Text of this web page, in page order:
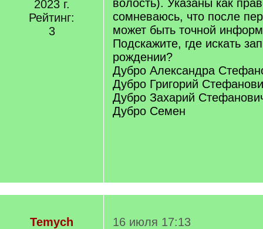
2023 г.
Рейтинг:
3
волость). Указаны как
сомневаюсь, что после
может быть точной
Подскажите, где искать
рождении?
Дубро Александра
Дубро Григорий
Дубро Захарий
Дубро Семен
Temych 16 июля 17:13